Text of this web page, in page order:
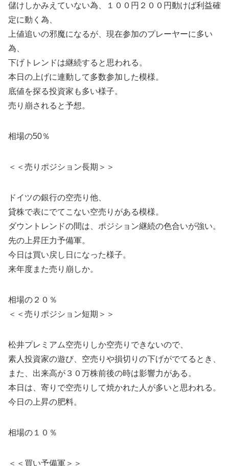
儲けしかみえていない為、１００円２００円動けば利益確
定に動く為、
上値追いの邪魔になるが、現在参加のプレーヤーに多い
為、
下げトレンドは継続すると思われる。
本日の上げに連動して多数参加した模様。
底値を探る投資家も多い様子。
売り崩されると予想。
相場の50％
＜＜売りポジション長期＞＞
ドイツの銀行の空売り他、
貸株で表にでてこない空売りがある模様。
ダウントレンドの間は、ポジション継続の色合いが強い。
先の上昇圧力予備軍。
今日は買い戻し日になった様子。
来年度また売り崩しか。
相場の２０％
＜＜売りポジション短期＞＞
松井プレミアム空売りしか空売りできないので、
素人投資家の遊び、空売りや損切りの下げがでてるとき、
また、出来高が３０万株前後の時は影響力がある。
本日は、寄りで空売りして焼かれた人が多いと思われる。
今日の上昇の肥料。
相場の１０％
＜＜買い予備軍＞＞